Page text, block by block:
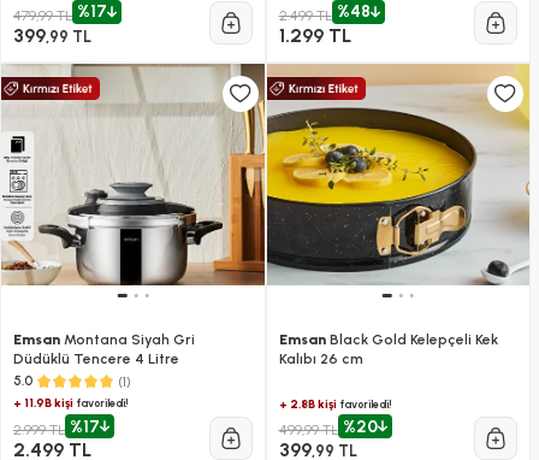
479,99 TL %17
399,99 TL
2.499 TL %48
1.299 TL
Emsan Montana Siyah Gri
Düdüklü Tencere 4 Litre
5.0 (1)
+ 11.9B kişi favoriledi!
2.999 TL %17
2.499 TL
EmsanBlack Gold Kelepçeli Kek
Kalıbı 26 cm
+ 2.8B kişifavoriledi!
499,99 TL %20
399,99 TL